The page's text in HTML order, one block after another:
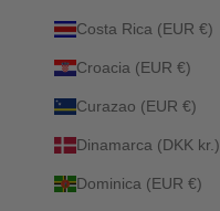
Costa Rica (EUR €)
Croacia (EUR €)
Curazao (EUR €)
Dinamarca (DKK kr.)
Dominica (EUR €)